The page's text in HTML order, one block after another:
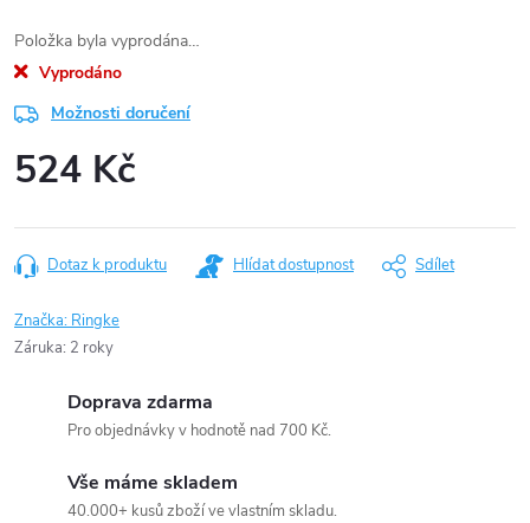
Položka byla vyprodána…
Vyprodáno
Možnosti doručení
524 Kč
cena:
Dotaz k produktu Hlídat dostupnost Sdílet
Značka: Ringke
Záruka: 2 roky
Doprava zdarma
Pro objednávky v hodnotě nad 700 Kč.
Vše máme skladem
40.000+ kusů zboží ve vlastním skladu.